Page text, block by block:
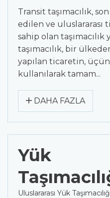
Transit taşımacılık,
edilen ve
sahip olan
taşımacılık, bir
yapılan ticaretin,
kullanılarak tamam...
DAHA FAZLA
Yük
Uluslararası Yük